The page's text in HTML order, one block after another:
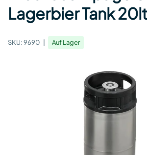
Lagerbier Tank
SKU:9690 Auf Lager